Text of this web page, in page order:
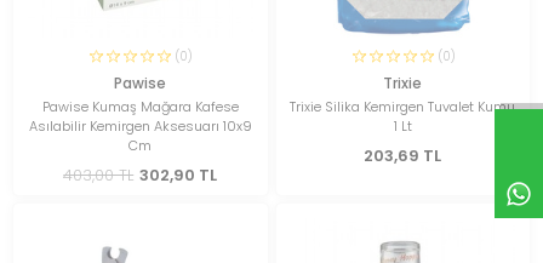
(0)
Pawise
Pawise Kumaş Mağara Kafese
Asılabilir Kemirgen Aksesuarı 10x9
Cm
403,00 TL 302,90 TL
(0)
Trixie
Trixie Silika Kemirgen Tuvalet Kumu
1 Lt
203,69 TL